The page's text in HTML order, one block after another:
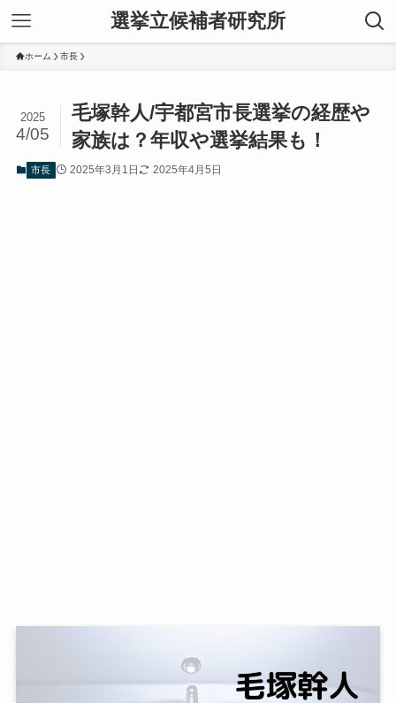
選挙立候補者研究所
ホーム 市長
毛塚幹人/宇都宮市長選挙の経歴や
家族は？年収や選挙結果も！
2025
4/05
市長 2025年3月1日 2025年4月5日